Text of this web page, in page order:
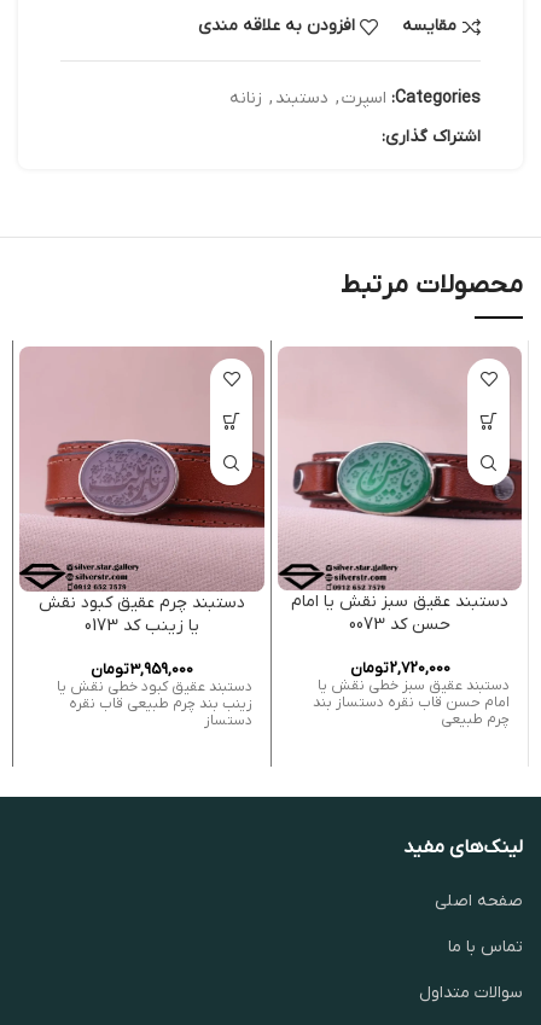
مقایسه افزودن به علاقه مندی
Categories: اسپرت, دستبند , زنانه
اشتراک گذاری:
محصولات مرتبط
دستبند عقیق سبز نقش یا امام
حسن کد 0073
2,720,000تومان
دستبند عقیق سبز خطی نقش یا
امام حسن قاب نقره دستساز بند
چرم طبیعی
دستبند چرم عقیق کبود نقش
یا زینب کد 0173
3,959,000تومان
دستبند عقیق کبود خطی نقش یا
زینب بند چرم طبیعی قاب نقره
دستساز
لینک‌های مفید
صفحه اصلی
تماس با ما
سوالات متداول